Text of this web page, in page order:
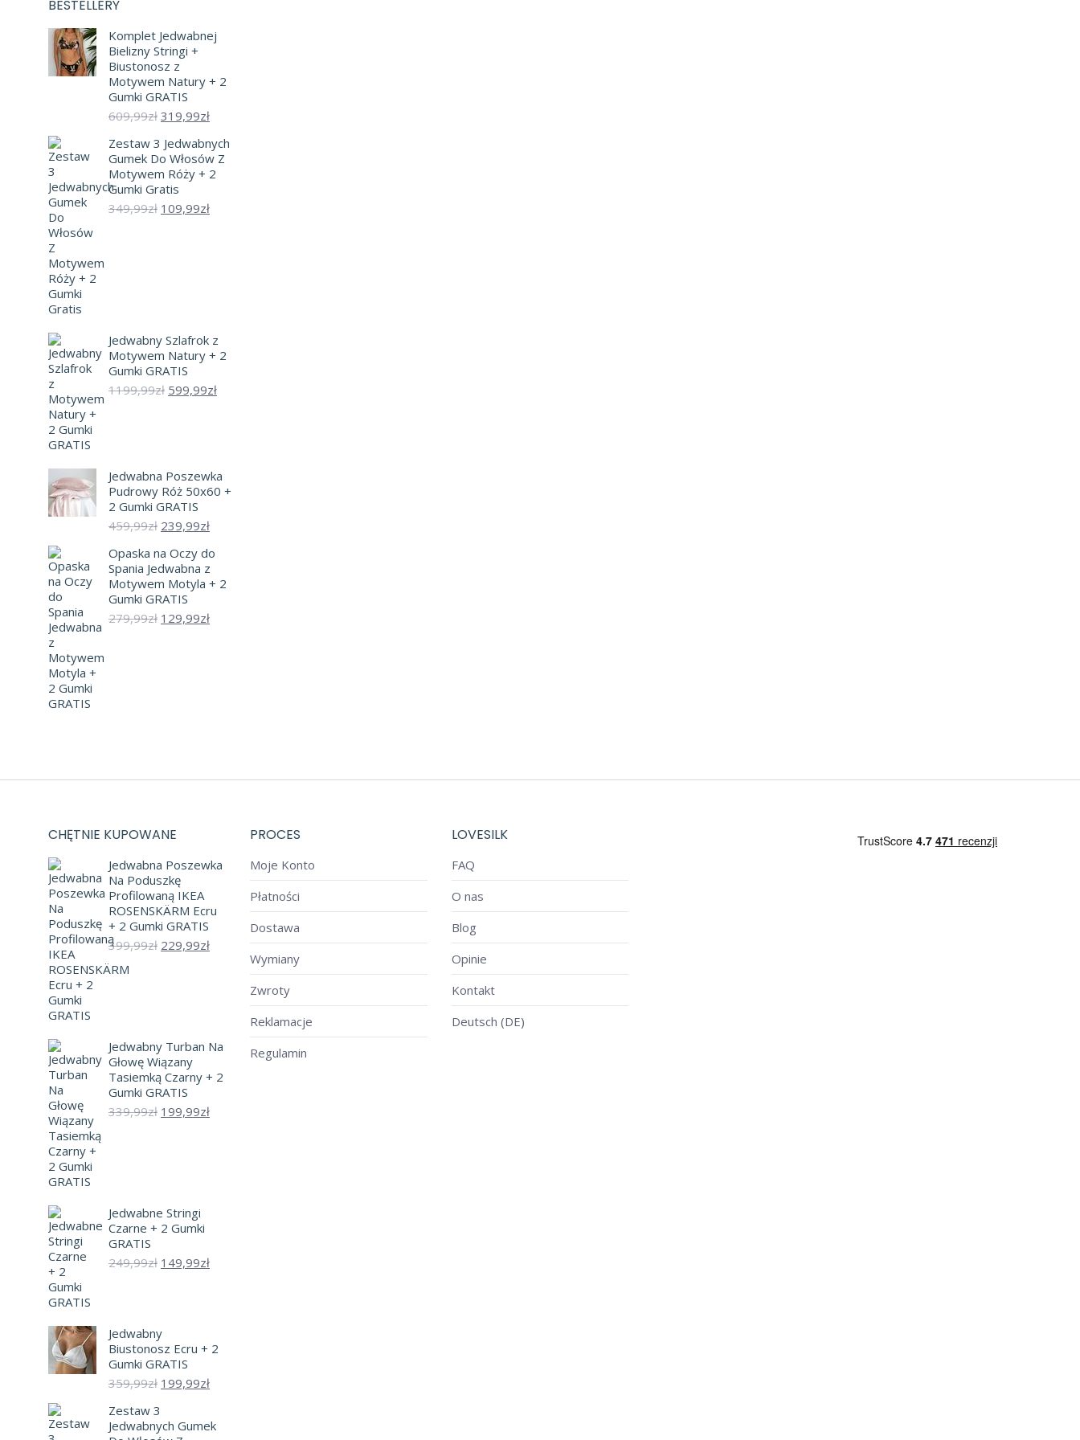
BESTELLERY
Komplet Jedwabnej
Bielizny Stringi +
Biustonosz z
Motywem Natury + 2
Gumki GRATIS
609,99zł Pierwotna
wynosiła:
609,99zł.
319,99złAktualna
wynosi:
319,99zł.
Zestaw 3 Jedwabnych
Gumek Do Włosów Z
Motywem Róży + 2
Gumki Gratis
349,99zł Pierwotna
109,99złAktualna
Jedwabny Szlafrok z
Motywem Natury + 2
Gumki GRATIS
1199,99zł Pierwotna
599,99złAktualna
Jedwabna Poszewka
Pudrowy Róż 50x60 +
2 Gumki GRATIS
459,99zł Pierwotna
wynosiła:
459,99zł.
239,99złAktualna
wynosi:
239,99zł.
Opaska na Oczy do
Spania Jedwabna z
Motywem Motyla + 2
Gumki GRATIS
279,99zł Pierwotna
129,99złAktualna
CHĘTNIE KUPOWANE
Jedwabna Poszewka
Na Poduszkę
Profilowaną IKEA
ROSENSKÄRM Ecru
+ 2 Gumki GRATIS
399,99zł Pierwotna
229,99złAktualna
229,99zł.
Jedwabny Turban Na
Głowę Wiązany
Tasiemką Czarny + 2
Gumki GRATIS
339,99zł Pierwotna
199,99złAktualna
Jedwabne Stringi
Czarne + 2 Gumki
GRATIS
249,99zł Pierwotna
149,99złAktualna
Jedwabny
Biustonosz Ecru + 2
Gumki GRATIS
359,99zł Pierwotna
359,99zł.
199,99złAktualna
199,99zł.
Zestaw 3
Jedwabnych Gumek
PROCES
Moje Konto
Płatności
Dostawa
Wymiany
Zwroty
Reklamacje
Regulamin
LOVESILK
FAQ
O nas
Blog
Opinie
Kontakt
Deutsch (DE)